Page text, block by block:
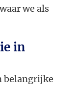
we als
in
belangrijke